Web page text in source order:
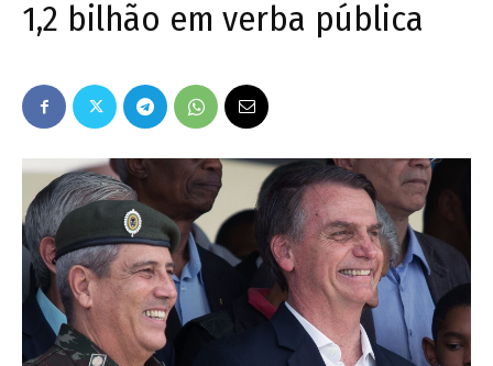
Popular
–
1,2 bilhão em verba pública